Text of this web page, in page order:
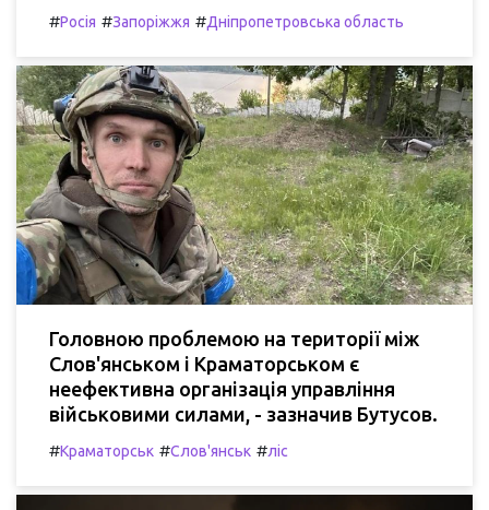
#Росія #Запоріжжя #Дніпропетровська область
Головною проблемою на території між
Слов'янськом і Краматорськом є
неефективна організація управління
військовими силами, - зазначив Бутусов.
#Краматорськ #Слов'янськ #ліс